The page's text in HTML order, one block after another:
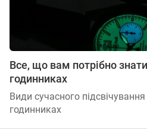
Все, що вам потрібно
годинниках
Види сучасного
годинниках